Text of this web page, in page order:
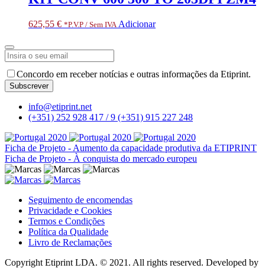
625,55 € *P.V.P / Sem IVA Adicionar
URL*
Concordo em receber notícias e outras informações da Etiprint.
Subscrever
info@etiprint.net
(+351) 252 928 417 / 9 (+351) 915 227 248
Ficha de Projeto - Aumento da capacidade produtiva da ETIPRINT
Ficha de Projeto - À conquista do mercado europeu
Seguimento de encomendas
Privacidade e Cookies
Termos e Condições
Política da Qualidade
Livro de Reclamações
Copyright Etiprint LDA. © 2021. All rights reserved. Developed by